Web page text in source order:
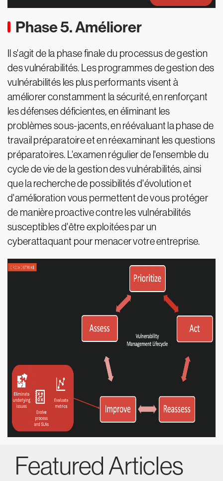
Phase 5. Améliorer
Il s'agit de la phase finale du processus de gestion
des vulnérabilités. Les programmes de gestion des
vulnérabilités les plus performants visent à
améliorer constamment la sécurité, en renforçant
les défenses déficientes, en éliminant les
problèmes sous-jacents, en réévaluant la phase de
travail préparatoire et en réexaminant les questions
préparatoires. L'examen régulier de l'ensemble du
cycle de vie de la gestion des vulnérabilités, ainsi
que la recherche de possibilités d'évolution et
d'amélioration vous permettent de vous protéger
de manière proactive contre les vulnérabilités
susceptibles d'être exploitées par un
cyberattaquant pour menacer votre entreprise.
Featured Articles